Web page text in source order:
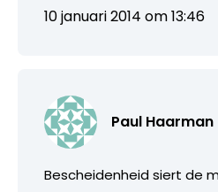
10 januari 2014 om 13:46
Paul Haarman
Bescheidenheid siert de